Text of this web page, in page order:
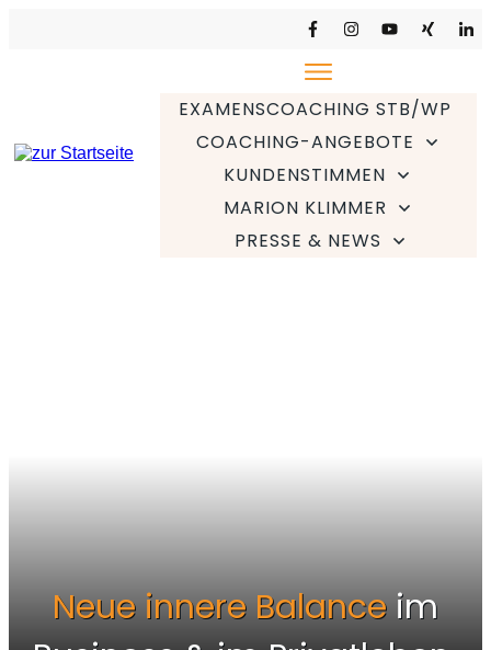
EXAMENSCOACHING STB/WP
COACHING-ANGEBOTE
KUNDENSTIMMEN
MARION KLIMMER
PRESSE & NEWS
Neue innere Balanceim